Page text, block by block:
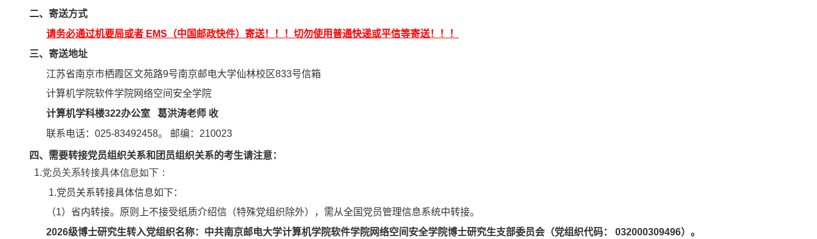
二、寄送方式
请务必通过机要局或者 EMS （中国邮政快件）寄送！！！切勿使用普通快递或平信等寄送！！！
三、寄送地址
江苏省南京市栖霞区文苑路9号南京邮电大学仙林校区833号信箱
计算机学院软件学院网络空间安全学院
计算机学科楼322办公室 葛洪涛老师 收
联系电话： 025-83492458。 邮编： 210023
四、需要转接党员组织关系和团员组织关系的考生请注意：
1.党员关系转接具体信息如下：
1.党员关系转接具体信息如下：
（1）省内转接。原则上不接受纸质介绍信（特殊党组织除外），需从全国党员管理信息系统中转接。
2026级博士研究生转入党组织名称：中共南京邮电大学计算机学院软件学院网络空间安全学院博士研究生支部委员会（党组织代码： 032000309496）。